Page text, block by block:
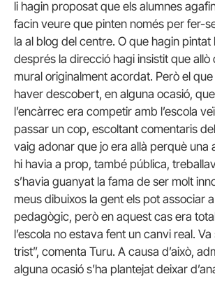
li hagin proposat que els alumnes
facin veure que pinten només per fer-
la al blog del centre. O que hagin
després la direcció hagi insistit que
mural originalment acordat. Però el
haver descobert, en alguna ocasió,
l’encàrrec era competir amb l’escola
passar un cop, escoltant comentaris
vaig adonar que jo era allà perquè una
hi havia a prop, també pública,
s’havia guanyat la fama de ser molt
meus dibuixos la gent els pot associar
pedagògic, però en aquest cas era
l’escola no estava fent un canvi real.
trist”, comenta Turu. A causa d’això,
alguna ocasió s’ha plantejat deixar